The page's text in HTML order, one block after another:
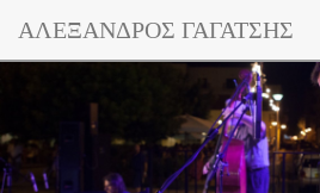
ΑΛΕΞΑΝΔΡΟΣ ΓΑΓΑΤΣΗΣ